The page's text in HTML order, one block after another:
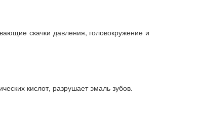
скачки давления, головокружение и
кислот, разрушает эмаль зубов.